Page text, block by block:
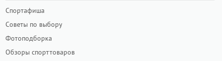
Спортафиша
Советы по выбору
Фотоподборка
Обзоры спорттоваров